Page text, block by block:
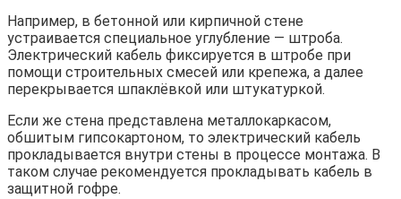
Например, в бетонной или кирпичной стене
устраивается специальное углубление — штроба.
Электрический кабель фиксируется в штробе при
помощи строительных смесей или крепежа, а далее
перекрывается шпаклёвкой или штукатуркой.
Если же стена представлена металлокаркасом,
обшитым гипсокартоном, то электрический кабель
прокладывается внутри стены в процессе монтажа. В
таком случае рекомендуется прокладывать кабель в
защитной гофре.